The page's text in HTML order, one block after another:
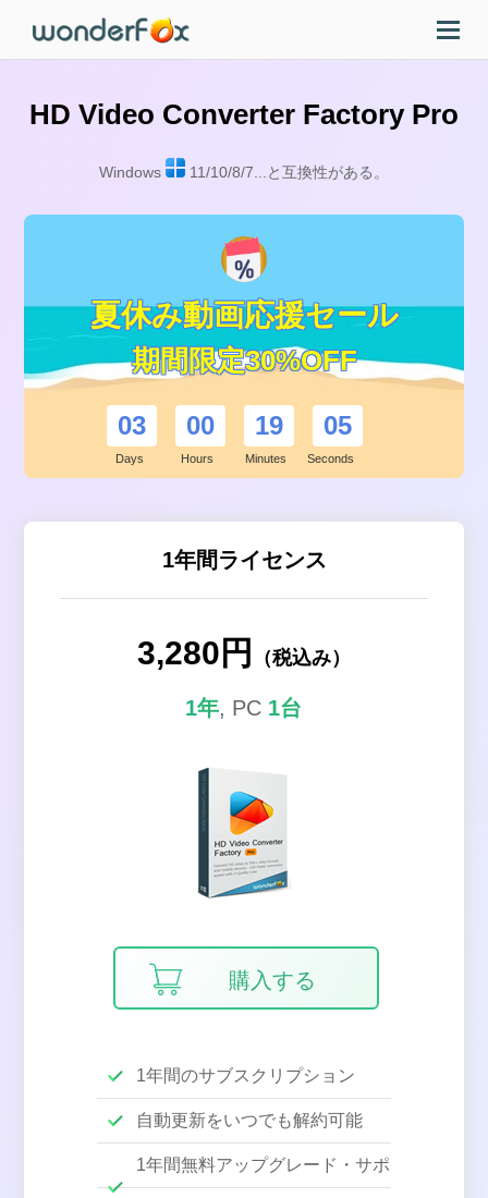
HD Video Converter Factory Pro
Windows 11/10/8/7...と互換性がある。
夏休み動画応援セール
期間限定30%OFF
03 00 19 04
Days Hours Minutes Seconds
1年間ライセンス
3,280円 （税込み）
1年, PC 1台
購入する
1年間のサブスクリプション
自動更新をいつでも解約可能
1年間無料アップグレード・サポ